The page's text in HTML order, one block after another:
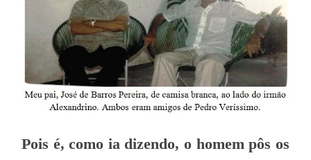
Pois é, como ia dizendo, o homem pôs os